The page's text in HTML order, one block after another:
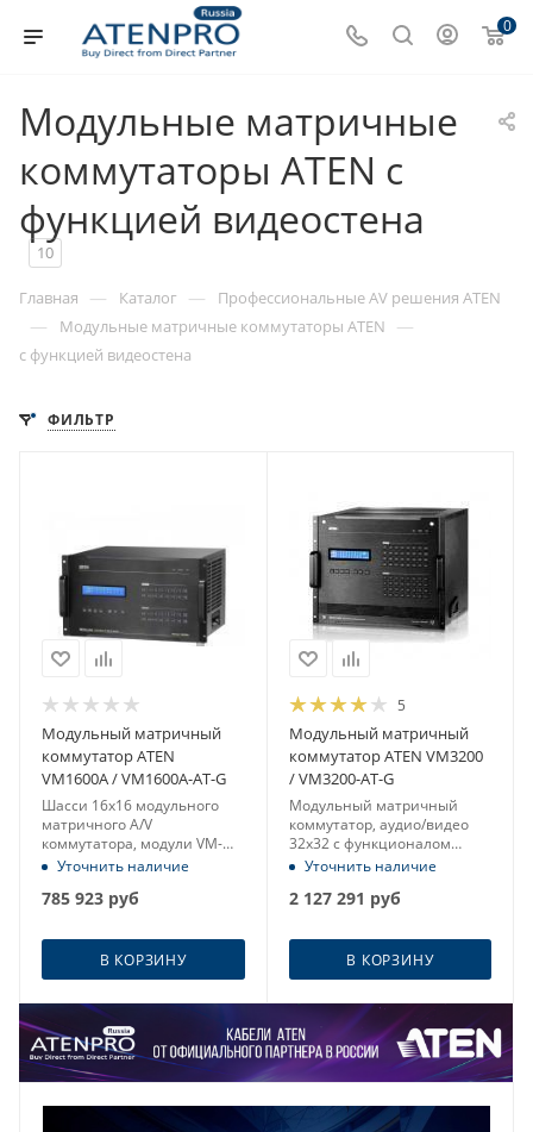
0
Модульные матричные
коммутаторы ATEN с
функцией видеостена
10
Главная — Каталог — Профессиональные AV решения ATEN
— Модульные матричные коммутаторы ATEN —
с функцией видеостена
ФИЛЬТР
Модульный матричный
коммутатор ATEN
VM1600A / VM1600A-AT-G
Шасси 16x16 модульного
матричного A/V
коммутатора, модули VM-
FAN554, VM-PWR460
Уточнить наличие
785 923 руб
В КОРЗИНУ
5
Модульный матричный
коммутатор ATEN VM3200
/ VM3200-AT-G
Модульный матричный
коммутатор, аудио/видео
32x32 с функционалом
видеостен (4096x2160 -
Уточнить наличие
2 127 291 руб
В КОРЗИНУ